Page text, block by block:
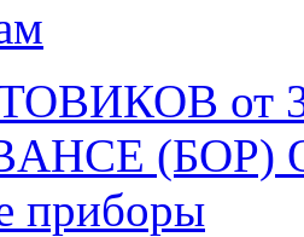
от
(БОР)
приборы